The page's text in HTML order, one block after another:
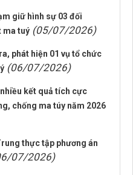
giữ hình sự 03 đối
ma tuý (05/07/2026)
phát hiện 01 vụ tổ chức
(06/07/2026)
kết quả tích cực
chống ma túy năm 2026
thực tập phương án
07/2026)